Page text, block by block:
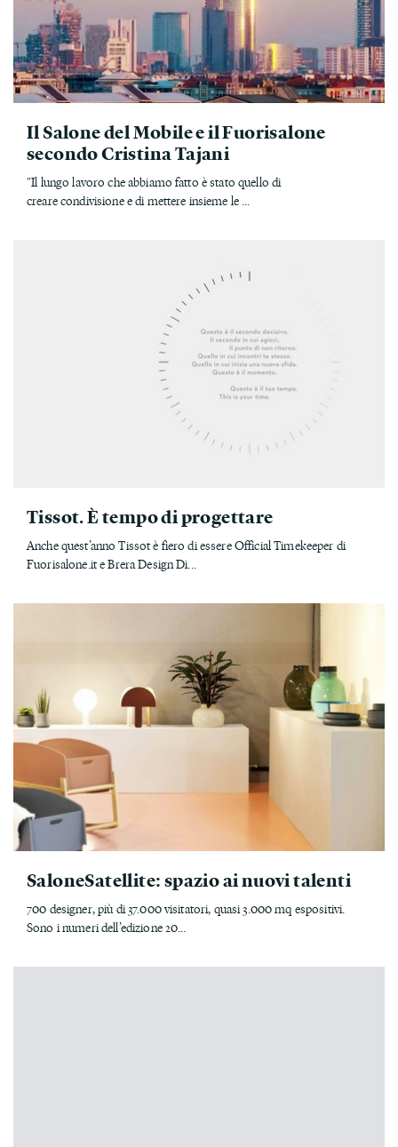
Il Salone del Mobile e il Fuorisalone
secondo Cristina Tajani
"Il lungo lavoro che abbiamo fatto è stato quello di
creare condivisione e di mettere insieme le ...
Tissot. È tempo di progettare
Anche quest’anno Tissot è fiero di essere Official Timekeeper di
Fuorisalone.it e Brera Design Di...
SaloneSatellite: spazio ai nuovi talenti
700 designer, più di 37.000 visitatori, quasi 3.000 mq espositivi.
Sono i numeri dell’edizione 20...